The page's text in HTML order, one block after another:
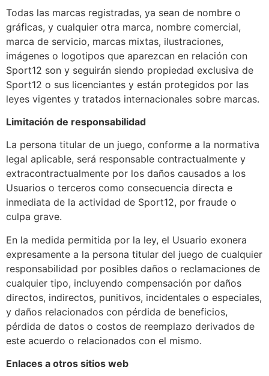
Todas las marcas registradas, ya sean de nombre o
gráficas, y cualquier otra marca, nombre comercial,
marca de servicio, marcas mixtas, ilustraciones,
imágenes o logotipos que aparezcan en relación con
Sport12 son y seguirán siendo propiedad exclusiva de
Sport12 o sus licenciantes y están protegidos por las
leyes vigentes y tratados internacionales sobre marcas.
Limitación de responsabilidad
La persona titular de un juego, conforme a la normativa
legal aplicable, será responsable contractualmente y
extracontractualmente por los daños causados a los
Usuarios o terceros como consecuencia directa e
inmediata de la actividad de Sport12, por fraude o
culpa grave.
En la medida permitida por la ley, el Usuario exonera
expresamente a la persona titular del juego de cualquier
responsabilidad por posibles daños o reclamaciones de
cualquier tipo, incluyendo compensación por daños
directos, indirectos, punitivos, incidentales o especiales,
y daños relacionados con pérdida de beneficios,
pérdida de datos o costos de reemplazo derivados de
este acuerdo o relacionados con el mismo.
Enlaces a otros sitios web